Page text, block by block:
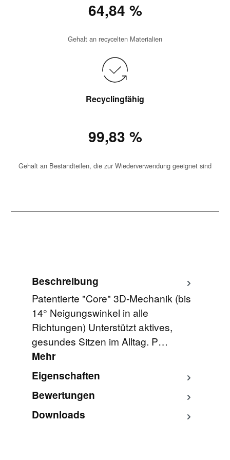
64,84 %
Gehalt an recycelten Materialien
Recyclingfähig
99,83 %
Gehalt an Bestandteilen, die zur Wiederverwendung geeignet sind
Beschreibung
Patentierte "Core" 3D-Mechanik (bis
14° Neigungswinkel in alle
Richtungen) Unterstützt aktives,
gesundes Sitzen im Alltag. P…
Mehr
Eigenschaften
Bewertungen
Downloads